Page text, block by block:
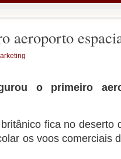
aeroporto
o primeiro
fica no deserto
os voos comerciais